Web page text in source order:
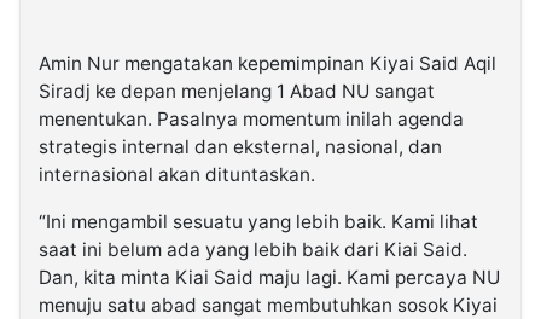
Amin Nur mengatakan kepemimpinan Kiyai Said Aqil
Siradj ke depan menjelang 1 Abad NU sangat
menentukan. Pasalnya momentum inilah agenda
strategis internal dan eksternal, nasional, dan
internasional akan dituntaskan.
“Ini mengambil sesuatu yang lebih baik. Kami lihat
saat ini belum ada yang lebih baik dari Kiai Said.
Dan, kita minta Kiai Said maju lagi. Kami percaya NU
menuju satu abad sangat membutuhkan sosok Kiyai